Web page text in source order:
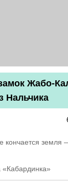
Жабо-
кончается
«Кабардинка»